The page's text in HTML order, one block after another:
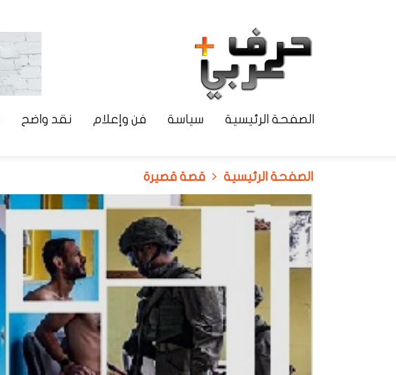
الصفحة الرئيسية سياسة فن وإعلام نقد واضح
الصفحة الرئيسية قصة قصيرة